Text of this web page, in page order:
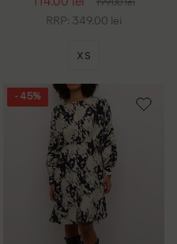
RRP: 349.00 lei
XS
- 45%